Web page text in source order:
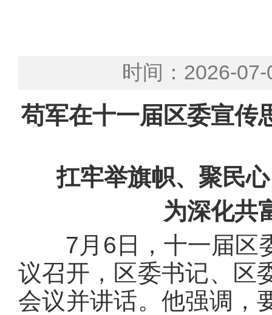
时间：2026-
苟军在十一届区委宣传
扛牢举旗帜、聚民
为深化共
7月6日，十一届区委
议召开，区委书记、区
会议并讲话。他强调，